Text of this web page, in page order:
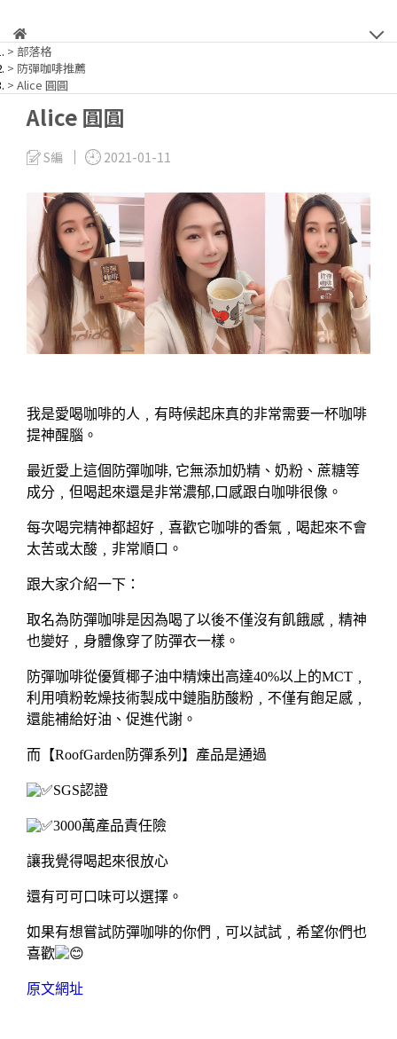
部落格
防彈咖啡推薦
Alice 圓圓
Alice 圓圓
S編 2021-01-11
我是愛喝咖啡的人﹐有時候起床真的非常需要一杯咖啡
提神醒腦。
最近愛上這個防彈咖啡, 它無添加奶精、奶粉、蔗糖等
成分﹐但喝起來還是非常濃郁,口感跟白咖啡很像。
每次喝完精神都超好﹐喜歡它咖啡的香氣﹐喝起來不會
太苦或太酸﹐非常順口。
跟大家介紹一下：
取名為防彈咖啡是因為喝了以後不僅沒有飢餓感﹐精神
也變好﹐身體像穿了防彈衣一樣。
防彈咖啡從優質椰子油中精煉出高達40%以上的MCT﹐
利用噴粉乾燥技術製成中鏈脂肪酸粉﹐不僅有飽足感﹐
還能補給好油、促進代謝。
而【RoofGarden防彈系列】產品是通過
SGS認證
3000萬產品責任險
讓我覺得喝起來很放心
還有可可口味可以選擇。
如果有想嘗試防彈咖啡的你們﹐可以試試﹐希望你們也
喜歡
原文網址